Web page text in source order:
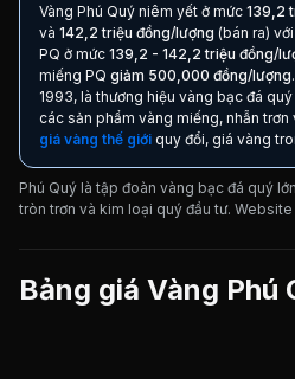
Vàng Phú Quý niêm yết ở mức 139,2
và 142,2 triệu đồng/lượng (bán ra)
PQ ở mức 139,2 - 142,2 triệu đồng/
miếng PQ giảm 500,000 đồng/lượng.
1993, là thương hiệu vàng bạc đá
các sản phẩm vàng miếng, nhẫn trơn
giá vàng thế giới quy đổi, giá vàng
Phú Quý là tập đoàn vàng bạc đá quý
tròn trơn và kim loại quý đầu tư. Website
Bảng giá Vàng Phú